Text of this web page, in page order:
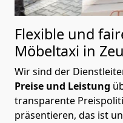
Flexible und
Möbeltaxi in
Wir sind der
Preise und Leistung
transparente
präsentieren, das ist